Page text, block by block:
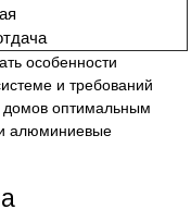
особенности
и требований
домов оптимальным
алюминиевые